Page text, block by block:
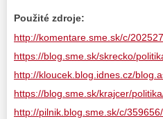
Použité zdroje:
http://komentare.sme.sk/c/
https://blog.sme.sk/skrecko/
http://kloucek.blog.idnes.cz/
https://blog.sme.sk/krajcer/
http://pilnik.blog.sme.sk/c/